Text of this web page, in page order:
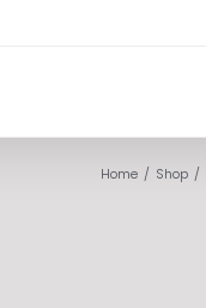
Home Shop